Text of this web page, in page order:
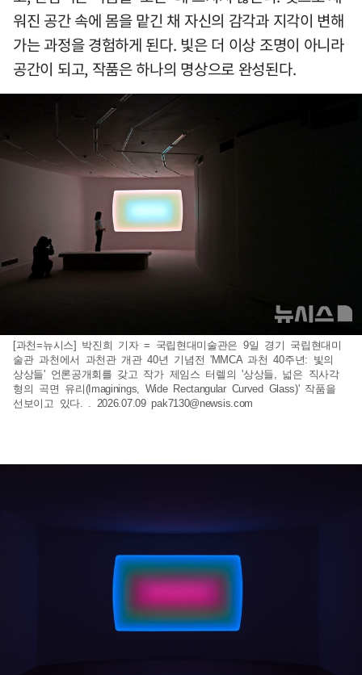
워진 공간 속에 몸을 맡긴 채 자신의 감각과 지각이 변해
가는 과정을 경험하게 된다. 빛은 더 이상 조명이 아니라
공간이 되고, 작품은 하나의 명상으로 완성된다.
[과천=뉴시스] 박진희 기자 = 국립현대미술관은 9일 경기 국립현대미
술관 과천에서 과천관 개관 40년 기념전 'MMCA 과천 40주년: 빛의
상상들' 언론공개회를 갖고 작가 제임스 터렐의 '상상들, 넓은 직사각
형의 곡면 유리(Imaginings, Wide Rectangular Curved Glass)' 작품을
선보이고 있다. . 2026.07.09pak7130@newsis.com